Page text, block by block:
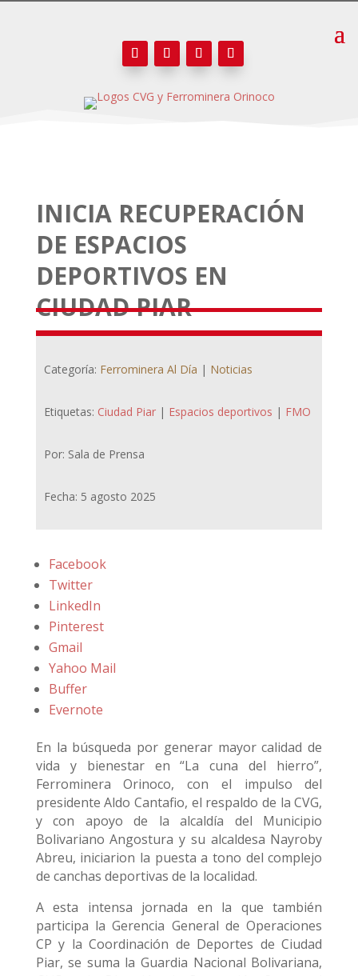
INICIA RECUPERACIÓN
DE ESPACIOS
DEPORTIVOS EN
CIUDAD PIAR
Categoría: Ferrominera Al Día | Noticias
Etiquetas: Ciudad Piar| Espacios deportivos | FMO
Por: Sala de Prensa
Fecha: 5 agosto 2025
Facebook
Twitter
LinkedIn
Pinterest
Gmail
Yahoo Mail
Buffer
Evernote
En la búsqueda por generar mayor calidad de
vida y bienestar en “La cuna del hierro”,
Ferrominera Orinoco, con el impulso del
presidente Aldo Cantafio, el respaldo de la CVG,
y con apoyo de la alcaldía del Municipio
Bolivariano Angostura y su alcaldesa Nayroby
Abreu, iniciarion la puesta a tono del complejo
de canchas deportivas de la localidad.
A esta intensa jornada en la que también
participa la Gerencia General de Operaciones
CP y la Coordinación de Deportes de Ciudad
Piar, se suma la Guardia Nacional Bolivariana,